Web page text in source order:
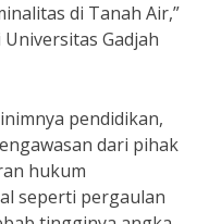
di Tanah Air,”
Gadjah
pendidikan,
dari pihak
hukum
seperti pergaulan